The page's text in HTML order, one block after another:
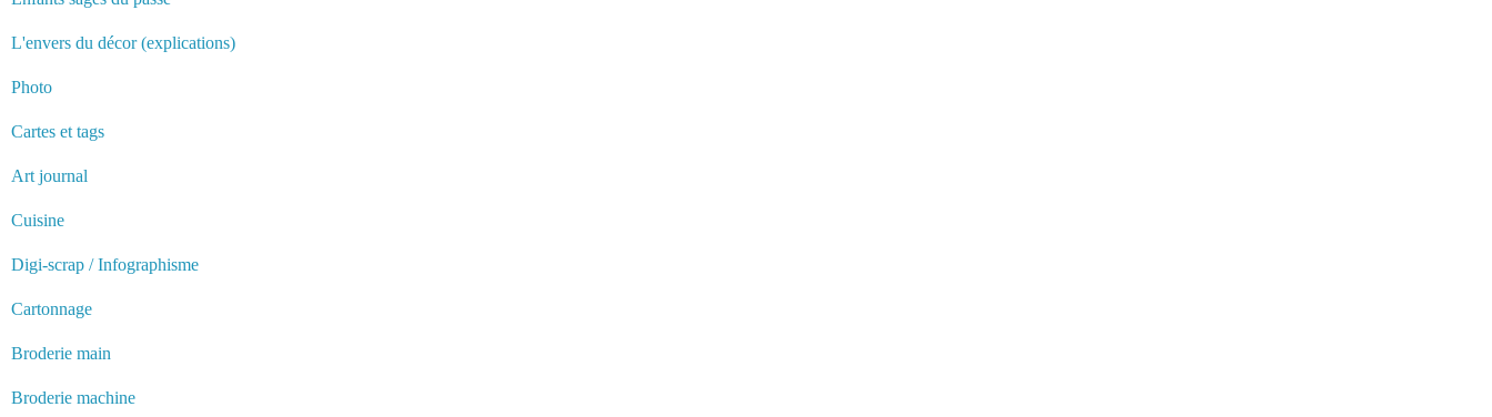
L'envers du décor (explications)
Photo
Cartes et tags
Art journal
Cuisine
Digi-scrap / Infographisme
Cartonnage
Broderie main
Broderie machine